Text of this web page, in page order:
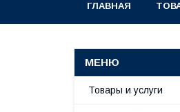
ГЛАВНАЯ
Товары и услуги